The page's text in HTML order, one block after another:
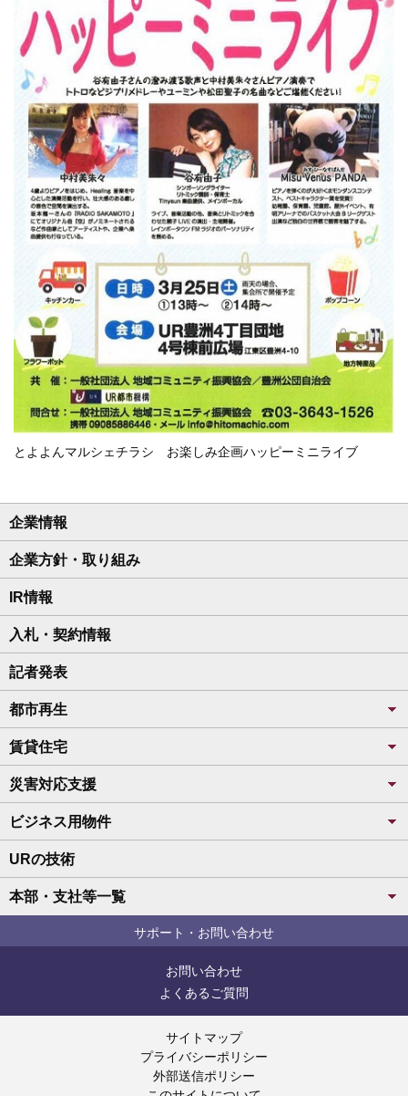
とよよんマルシェチラシ お楽しみ企画ハッピーミニライブ
企業情報
企業方針・取り組み
IR情報
入札・契約情報
記者発表
都市再生
賃貸住宅
災害対応支援
ビジネス用物件
URの技術
本部・支社等一覧
サポート・お問い合わせ
お問い合わせ
よくあるご質問
サイトマップ
プライバシーポリシー
外部送信ポリシー